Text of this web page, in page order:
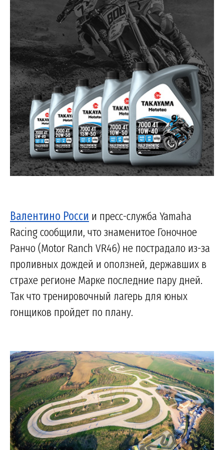
Валентино Росси и пресс-служба Yamaha
Racing сообщили, что знаменитое Гоночное
Ранчо (Motor Ranch VR46) не пострадало из-за
проливных дождей и оползней, державших в
страхе регионе Марке последние пару дней.
Так что тренировочный лагерь для юных
гонщиков пройдет по плану.